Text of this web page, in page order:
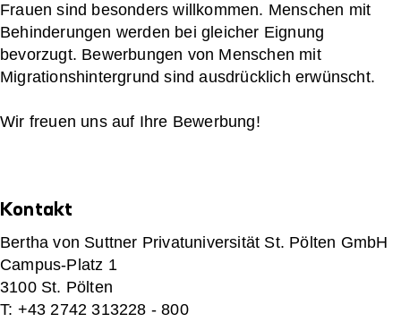
Frauen sind besonders willkommen. Menschen mit
Behinderungen werden bei gleicher Eignung
bevorzugt. Bewerbungen von Menschen mit
Migrationshintergrund sind ausdrücklich erwünscht.
Wir freuen uns auf Ihre Bewerbung!
Kontakt
Bertha von Suttner Privatuniversität St. Pölten GmbH
Campus-Platz 1
3100 St. Pölten
T: +43 2742 313228 - 800